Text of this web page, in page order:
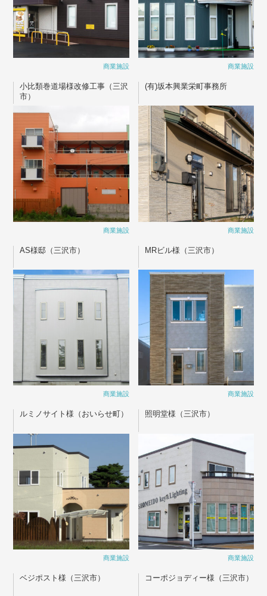
商業施設 商業施設
小比類巻道場様改修工事（三沢
市）
商業施設
(有)坂本興業栄町事務所
商業施設
AS様邸（三沢市）
商業施設
MRビル様（三沢市）
商業施設
ルミノサイト様（おいらせ町）
商業施設
照明堂様（三沢市）
商業施設
ベジポスト様（三沢市） コーポジョディー様（三沢市）